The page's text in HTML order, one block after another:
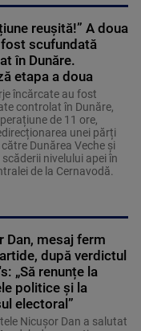
reușită!” A doua
scufundată
în Dunăre.
etapa a doua
încărcate au fost
controlat în Dunăre,
de 11 ore,
unei părți
Dunărea Veche și
scăderii nivelului apei în
de la Cernavodă.
Dan, mesaj ferm
după verdictul
„Să renunțe la
politice şi la
electoral”
Nicușor Dan a salutat